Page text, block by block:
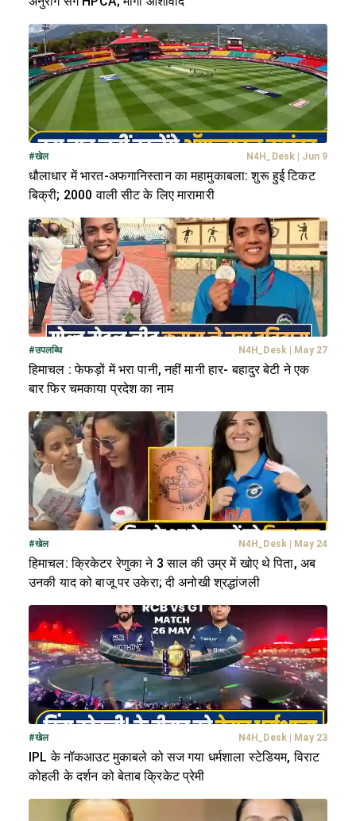
#खेल N4H_Desk Jun 9
धौलाधार में भारत-अफगानिस्तान का महामुकाबला: शुरू हुई टिकट
बिक्री; 2000 वाली सीट के लिए मारामारी
#उपलब्धि N4H_Desk| May 27
हिमाचल : फेफड़ों में भरा पानी, नहीं मानी हार- बहादुर बेटी ने एक
बार फिर चमकाया प्रदेश का नाम
#खेल N4H_Desk| May 24
हिमाचल: क्रिकेटर रेणुका ने 3 साल की उम्र में खोए थे पिता, अब
उनकी याद को बाजू पर उकेरा; दी अनोखी श्रद्धांजली
#खेल N4H_Desk| May 23
IPL के नॉकआउट मुकाबले को सज गया धर्मशाला स्टेडियम, विराट
कोहली के दर्शन को बेताब क्रिकेट प्रेमी